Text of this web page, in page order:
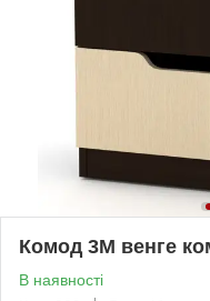
Комод 3М венге
В наявності